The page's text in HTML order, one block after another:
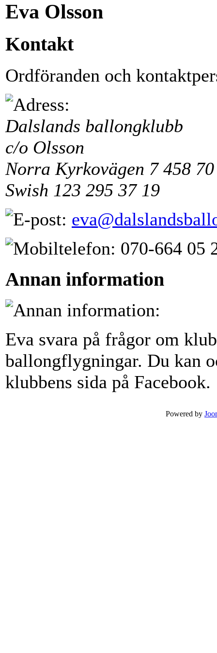
Eva Olsson
Kontakt
Ordföranden och
Dalslands ballongklubb
c/o Olsson
Norra Kyrkovägen 7458
Swish 123 295 37 19
070-664 05
Annan information
Eva svara på frågor om
ballongflygningar. Du kan
klubbens sida på Facebook.
Powered by